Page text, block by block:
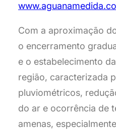
Com a aproximação
o encerramento
e o estabelecimento
região, caracterizada
pluviométricos,
do ar e ocorrência de
amenas,